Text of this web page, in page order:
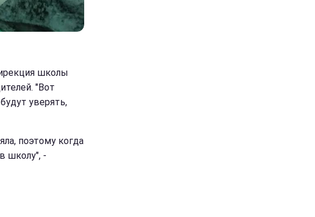
школы
"Вот
уверять,
поэтому когда
школу", -